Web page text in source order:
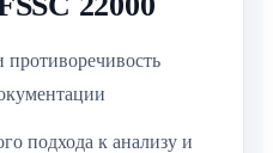
противоречивость
подхода к анализу и